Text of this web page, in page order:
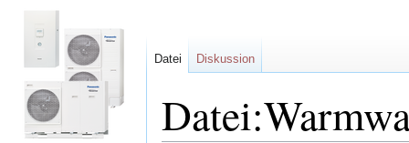
Datei Diskussion